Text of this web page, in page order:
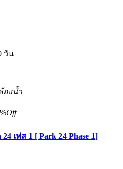
วัน
องน้ำ
Off
เฟส 1 [ Park 24 Phase 1]